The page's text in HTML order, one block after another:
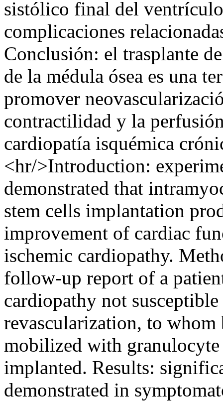
sistólico final del
complicaciones
Conclusión: el trasplante
de la médula ósea es una
promover
contractilidad y la
cardiopatía isquémica
<hr/>Introduction:
demonstrated that
stem cells implantation
improvement of cardiac
ischemic cardiopathy.
follow-up report of a
cardiopathy not
revascularization, to whom
mobilized with
implanted. Results:
demonstrated in